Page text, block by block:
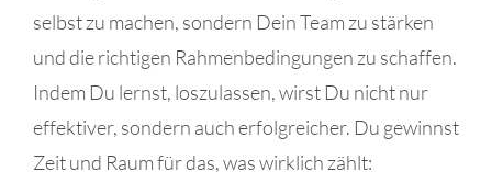
selbst zu machen, sondern Dein Team zu stärken
und die richtigen Rahmenbedingungen zu schaffen.
Indem Du lernst, loszulassen, wirst Du nicht nur
effektiver, sondern auch erfolgreicher. Du gewinnst
Zeit und Raum für das, was wirklich zählt: